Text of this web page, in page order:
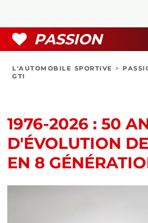
BOUTIQUE
PASSION
L'AUTOMOBILE SPORTIVE >
GTI
1976-2026 : 50
D'ÉVOLUTION
EN 8